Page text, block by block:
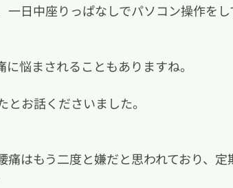
一日中座りっぱなしでパソコン操作を
悩まされることもありますね。
お話くださいました。
はもう二度と嫌だと思われており、定